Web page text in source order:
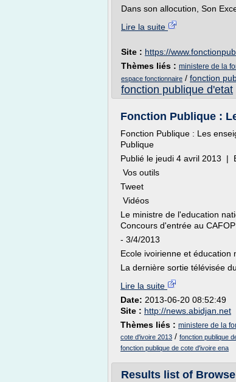
Dans son allocution, Son
Lire la suite
Site : https://
Thèmes liés : ministere de la
espace fonctionnaire / fonction
fonction publique d'etat
Fonction Publique :
Fonction Publique : Les
Publique
Publié le jeudi 4 avril 2013 |
Vos outils
Tweet
Vidéos
Le ministre de l'education
Concours d'entrée au CAFOP
- 3/4/2013
Ecole ivoirienne et éducation
La dernière sortie télévisée
Lire la suite
Date: 2013-06-20 08:52:49
Site : http://news.abidjan.net
Thèmes liés : ministere de la
cote d'ivoire 2013 / fonction publique
fonction publique de cote d'ivoire ena
Results list of